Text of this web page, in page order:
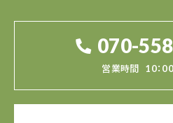
070-
営業時間 10：